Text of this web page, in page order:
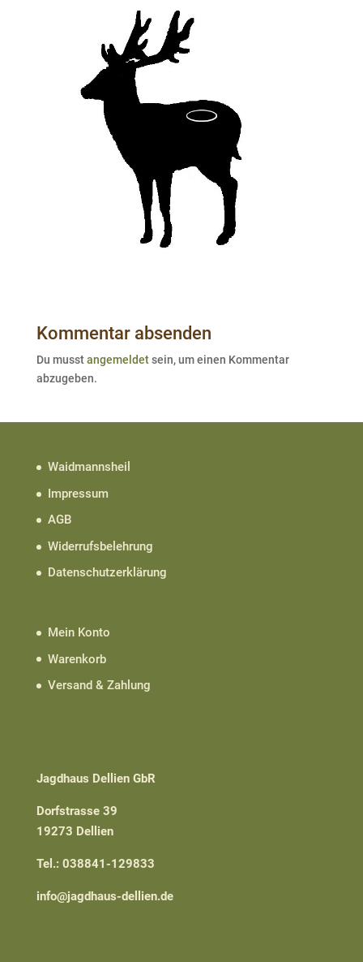
Kommentar absenden
Du musstangemeldetsein, um einen Kommentar
abzugeben.
Waidmannsheil
Impressum
AGB
Widerrufsbelehrung
Datenschutzerklärung
Mein Konto
Warenkorb
Versand & Zahlung
Jagdhaus Dellien GbR
Dorfstrasse 39
19273 Dellien
Tel.: 038841-129833
info@jagdhaus-dellien.de